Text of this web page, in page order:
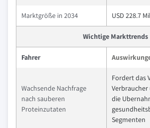
Marktgröße in 2034 USD 228.7
Wichtige Markttrends
Fahrer
Wachsende Nachfrage
nach sauberen
Proteinzutaten
Fordert das
die
Segmenten